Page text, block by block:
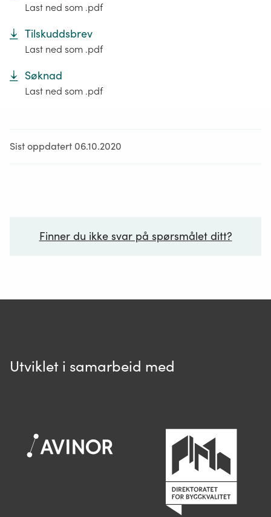
Last ned som .pdf
Tilskuddsbrev
Last ned som .pdf
Søknad
Last ned som .pdf
Sist oppdatert 06.10.2020
Finner du ikke svar på spørsmålet ditt?
Når du skriver spørsmålet ditt, gjør vi et
søk og viser deg vår mest relevante
Utviklet i samarbeid med